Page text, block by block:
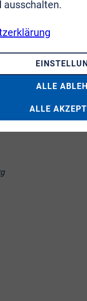
ausschalten.
ALLE
ALLE